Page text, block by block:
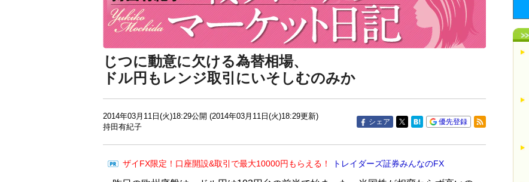
じつに動意に欠ける為替相場、
ドル円もレンジ取引にいそしむのみか
2014年03月11日(火)18:29公開 (2014年03月11日(火)18:29更新)
持田有紀子
シェア 優先登録
ザイFX限定！口座開設&取引で最大10000円もらえる！ トレイダーズ証券みんなのFX